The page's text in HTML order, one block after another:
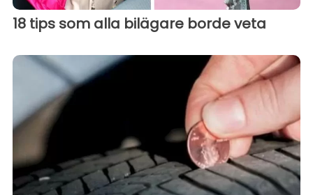
18 tips som alla bilägare borde veta